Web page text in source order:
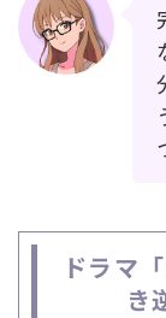
ドラマ
き